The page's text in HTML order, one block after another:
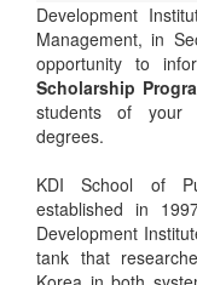
Development
Management, in
opportunity to
Scholarship
students of your
degrees.
KDI School of
established in
Development
tank that